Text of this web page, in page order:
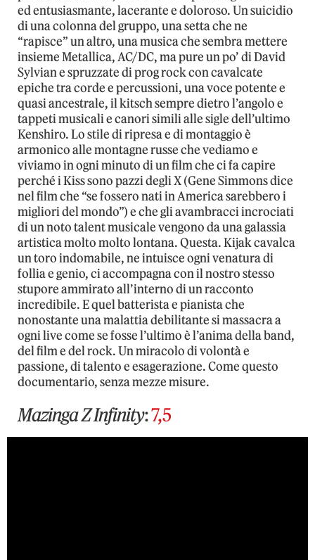
ed entusiasmante, lacerante e doloroso. Un suicidio
di una colonna del gruppo, una setta che ne
“rapisce” un altro, una musica che sembra mettere
insieme Metallica, AC/DC, ma pure un po’ di David
Sylvian e spruzzate di prog rock con cavalcate
epiche tra corde e percussioni, una voce potente e
quasi ancestrale, il kitsch sempre dietro l’angolo e
tappeti musicali e canori simili alle sigle dell’ultimo
Kenshiro. Lo stile di ripresa e di montaggio è
armonico alle montagne russe che vediamo e
viviamo in ogni minuto di un film che ci fa capire
perché i Kiss sono pazzi degli X (Gene Simmons dice
nel film che “se fossero nati in America sarebbero i
migliori del mondo”) e che gli avambracci incrociati
di un noto talent musicale vengono da una galassia
artistica molto molto lontana. Questa. Kijak cavalca
un toro indomabile, ne intuisce ogni venatura di
follia e genio, ci accompagna con il nostro stesso
stupore ammirato all’interno di un racconto
incredibile. E quel batterista e pianista che
nonostante una malattia debilitante si massacra a
ogni live come se fosse l’ultimo è l’anima della band,
del film e del rock. Un miracolo di volontà e
passione, di talento e esagerazione. Come questo
documentario, senza mezze misure.
Mazinga Z Infinity:7,5